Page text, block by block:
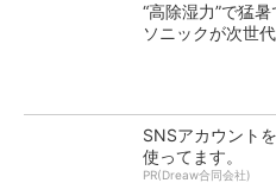
“高除湿力”で猛
ソニックが次世
SNSアカウント
使ってます。
PR(Dreaw合同会社)